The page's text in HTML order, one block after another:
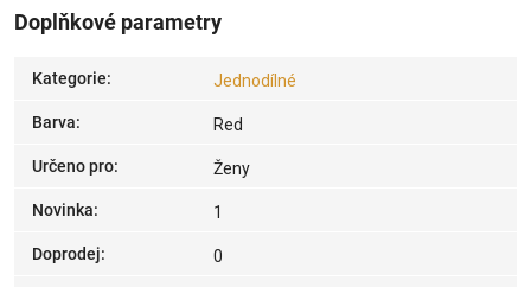
Doplňkové parametry
Kategorie: Jednodílné
Barva: Red
Určeno pro: Ženy
Novinka: 1
Doprodej: 0